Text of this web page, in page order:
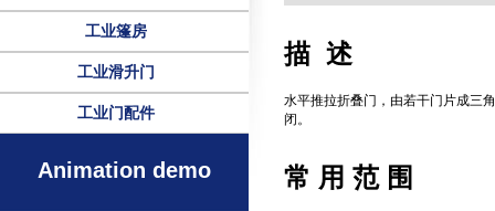
工业篷房
工业滑升门
工业门配件
Animation demo
描 述
水平推拉折叠门，由若干门片成三
闭。
常 用 范 围